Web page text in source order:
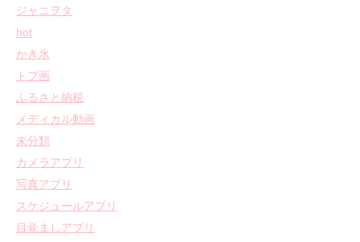
ジャニヲタ
hot
かき氷
トプ画
ふるさと納税
メディカル動画
未分類
カメラアプリ
写真アプリ
スケジュールアプリ
目覚ましアプリ